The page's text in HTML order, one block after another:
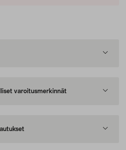
varoitusmerkinnät